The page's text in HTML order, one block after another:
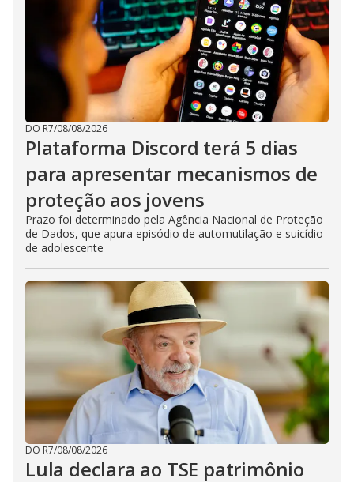
DO R7/08/08/2026
Plataforma Discord terá 5 dias
para apresentar mecanismos de
proteção aos jovens
Prazo foi determinado pela Agência Nacional de Proteção
de Dados, que apura episódio de automutilação e suicídio
de adolescente
DO R7/08/08/2026
Lula declara ao TSE patrimônio